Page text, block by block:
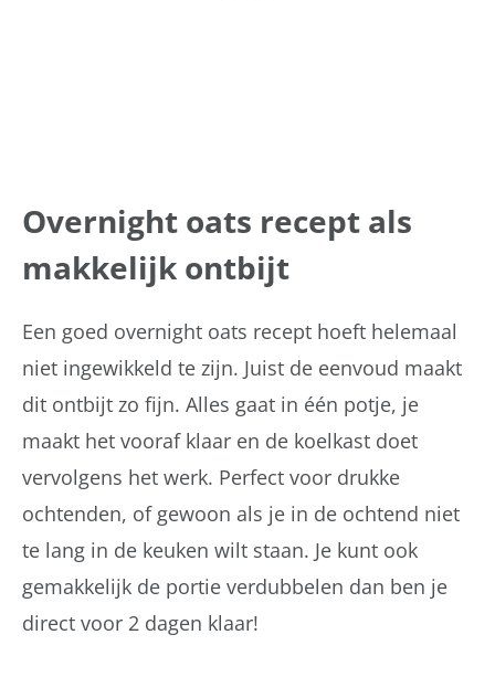
Overnight oats recept als
makkelijk ontbijt
Een goed overnight oats recept hoeft helemaal
niet ingewikkeld te zijn. Juist de eenvoud maakt
dit ontbijt zo fijn. Alles gaat in één potje, je
maakt het vooraf klaar en de koelkast doet
vervolgens het werk. Perfect voor drukke
ochtenden, of gewoon als je in de ochtend niet
te lang in de keuken wilt staan. Je kunt ook
gemakkelijk de portie verdubbelen dan ben je
direct voor 2 dagen klaar!